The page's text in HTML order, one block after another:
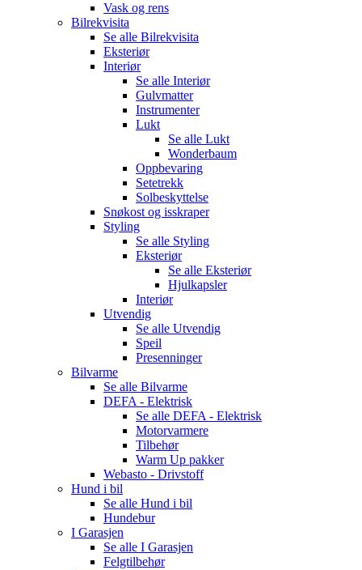
Vask og rens
Bilrekvisita
Se alle Bilrekvisita
Eksteriør
Interiør
Se alle Interiør
Gulvmatter
Instrumenter
Lukt
Se alle Lukt
Wonderbaum
Oppbevaring
Setetrekk
Solbeskyttelse
Snøkost og isskraper
Styling
Se alle Styling
Eksteriør
Se alle Eksteriør
Hjulkapsler
Interiør
Utvendig
Se alle Utvendig
Speil
Presenninger
Bilvarme
Se alle Bilvarme
DEFA - Elektrisk
Se alle DEFA - Elektrisk
Motorvarmere
Tilbehør
Warm Up pakker
Webasto - Drivstoff
Hund i bil
Se alle Hund i bil
Hundebur
I Garasjen
Se alle I Garasjen
Felgtilbehør